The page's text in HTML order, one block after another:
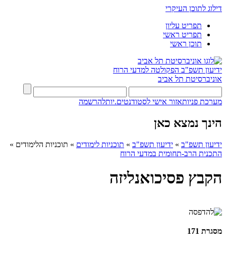
דילוג לתוכן העיקרי
תפריט עליון
תפריט ראשי
תוכן ראשי
ידיעון תשפ"ב הפקולטה למדעי הרוח
אוניברסיטת תל אביב
מערכת פניותאזור אישי לסטודנטים.יותלהרשמה
הינך נמצא כאן
ידיעון תשפ"ב » ידיעון תשפ"ב » תוכניות לימודים » תוכניות הלימודים »
התכנית הרב-תחומית במדעי הרוח
הקבץ פסיכואנליזה
מסגרת 171